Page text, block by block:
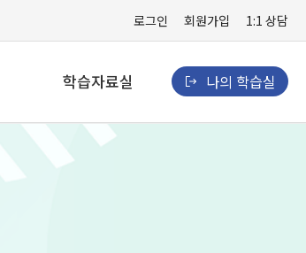
로그인 회원가입 1:1 상담
학습자료실
학습자료실
나의 학습실